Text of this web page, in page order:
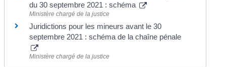
du 30 septembre 2021 : schéma
Ministère chargé de la justice
Juridictions pour les mineurs avant le 30
septembre 2021 : schéma de la chaîne pénale
Ministère chargé de la justice